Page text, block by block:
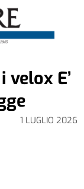
1 LUGLIO 2026
E’